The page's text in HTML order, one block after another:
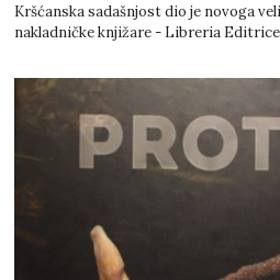
Kršćanska sadašnjost dio je novoga
nakladničke knjižare - Libreria